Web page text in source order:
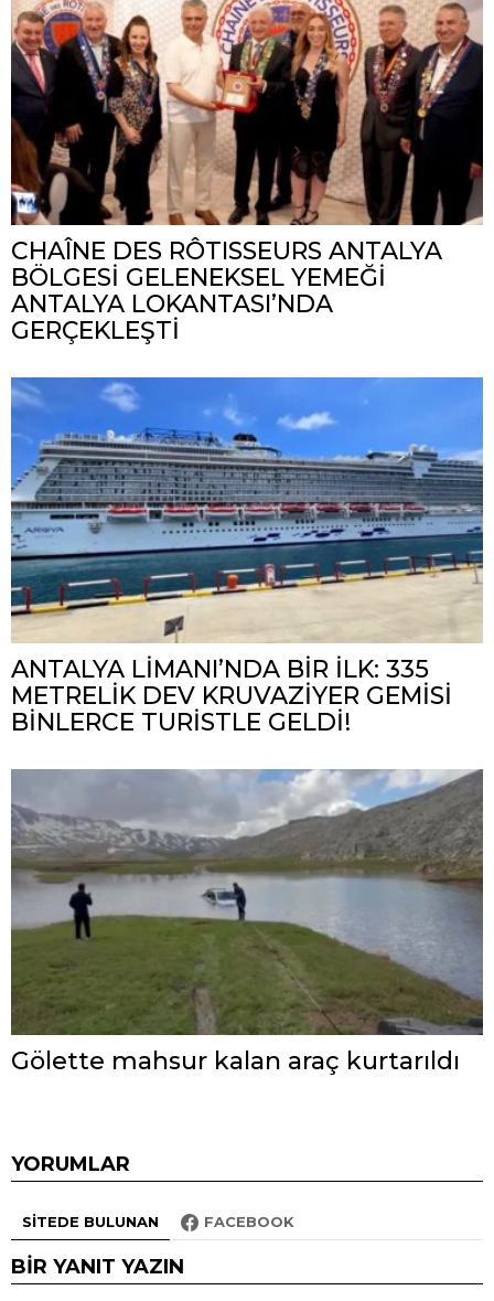
CHAÎNE DES RÔTISSEURS ANTALYA
BÖLGESİ GELENEKSEL YEMEĞİ
ANTALYA LOKANTASI’NDA
GERÇEKLEŞTİ
ANTALYA LİMANI’NDA BİR İLK: 335
METRELİK DEV KRUVAZİYER GEMİSİ
BİNLERCE TURİSTLE GELDİ!
Gölette mahsur kalan araç kurtarıldı
YORUMLAR
SITEDE BULUNAN FACEBOOK
BIR YANIT YAZIN